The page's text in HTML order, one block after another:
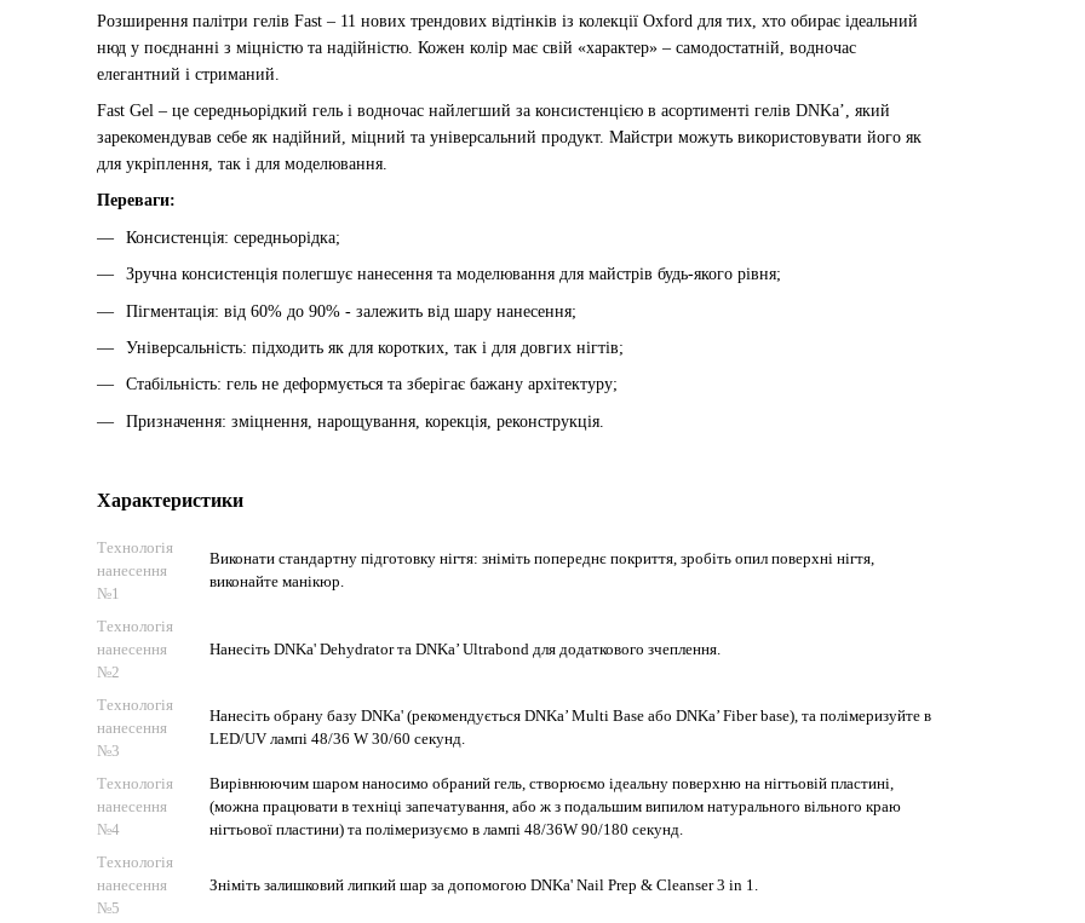
Розширення палітри гелів Fast – 11 нових трендових відтінків із колекції Oxford для тих, хто обирає ідеальний
нюд у поєднанні з міцністю та надійністю. Кожен колір має свій «характер» – самодостатній, водночас
елегантний і стриманий.
Fast Gel – це середньорідкий гель і водночас найлегший за консистенцією в асортименті гелів DNKa’, який
зарекомендував себе як надійний, міцний та універсальний продукт. Майстри можуть використовувати його як
для укріплення, так і для моделювання.
Переваги:
Консистенція: середньорідка;
Зручна консистенція полегшує нанесення та моделювання для майстрів будь-якого рівня;
Пігментація: від 60% до 90% - залежить від шару нанесення;
Універсальність: підходить як для коротких, так і для довгих нігтів;
Стабільність: гель не деформується та зберігає бажану архітектуру;
Призначення: зміцнення, нарощування, корекція, реконструкція.
Характеристики
Технологія
нанесення
№1
Виконати стандартну підготовку нігтя: зніміть попереднє покриття, зробіть опил поверхні нігтя,
виконайте манікюр.
Технологія
нанесення
№2
Нанесіть DNKa' Dehydrator та DNKa’ Ultrabond для додаткового зчеплення.
Технологія
нанесення
№3
Нанесіть обрану базу DNKa' (рекомендується DNKa’ Multi Base або DNKa’ Fiber base), та полімеризуйте в
LED/UV лампі 48/36 W 30/60 секунд.
Технологія
нанесення
№4
Вирівнюючим шаром наносимо обраний гель, створюємо ідеальну поверхню на нігтьовій пластині,
(можна працювати в техніці запечатування, або ж з подальшим випилом натурального вільного краю
нігтьової пластини) та полімеризуємо в лампі 48/36W 90/180 секунд.
Технологія
нанесення
№5
Зніміть залишковий липкий шар за допомогою DNKa' Nail Prep & Cleanser 3 in 1.